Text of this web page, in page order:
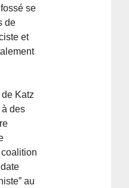
se
de
et
Katz
à des
coalition
au